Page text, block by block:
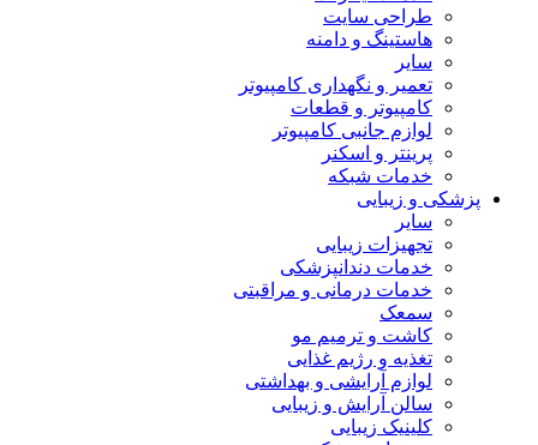
طراحی سایت
هاستینگ و دامنه
سایر
تعمیر و نگهداری کامپیوتر
کامپیوتر و قطعات
لوازم جانبی کامپیوتر
پرینتر و اسکنر
خدمات شبکه
پزشکی و زیبایی
سایر
تجهیزات زیبایی
خدمات دندانپزشکی
خدمات درمانی و مراقبتی
سمعک
کاشت و ترمیم مو
تغذیه و رژیم غذایی
لوازم آرایشی و بهداشتی
سالن آرایش و زیبایی
کلینیک زیبایی